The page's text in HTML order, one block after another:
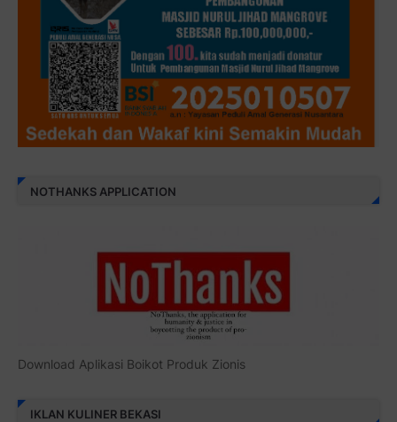
NOTHANKS APPLICATION
Download Aplikasi Boikot Produk Zionis
IKLAN KULINER BEKASI